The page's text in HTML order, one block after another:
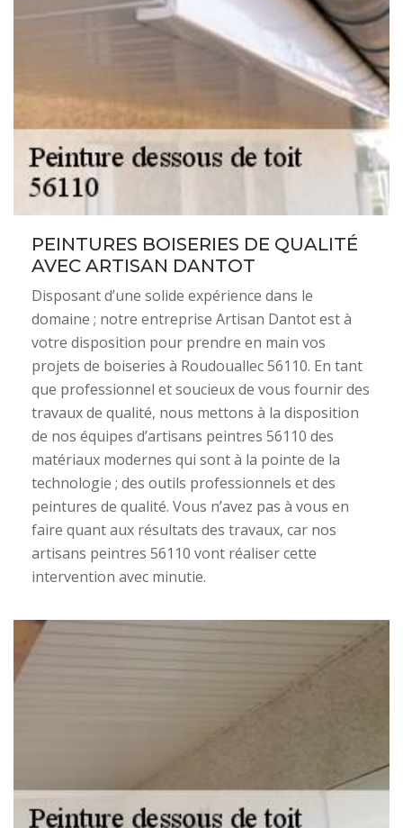
PEINTURES BOISERIES DE QUALITÉ
AVEC ARTISAN DANTOT
Disposant d’une solide expérience dans le
domaine ; notre entreprise Artisan Dantot est à
votre disposition pour prendre en main vos
projets de boiseries à Roudouallec 56110. En tant
que professionnel et soucieux de vous fournir des
travaux de qualité, nous mettons à la disposition
de nos équipes d’artisans peintres 56110 des
matériaux modernes qui sont à la pointe de la
technologie ; des outils professionnels et des
peintures de qualité. Vous n’avez pas à vous en
faire quant aux résultats des travaux, car nos
artisans peintres 56110 vont réaliser cette
intervention avec minutie.